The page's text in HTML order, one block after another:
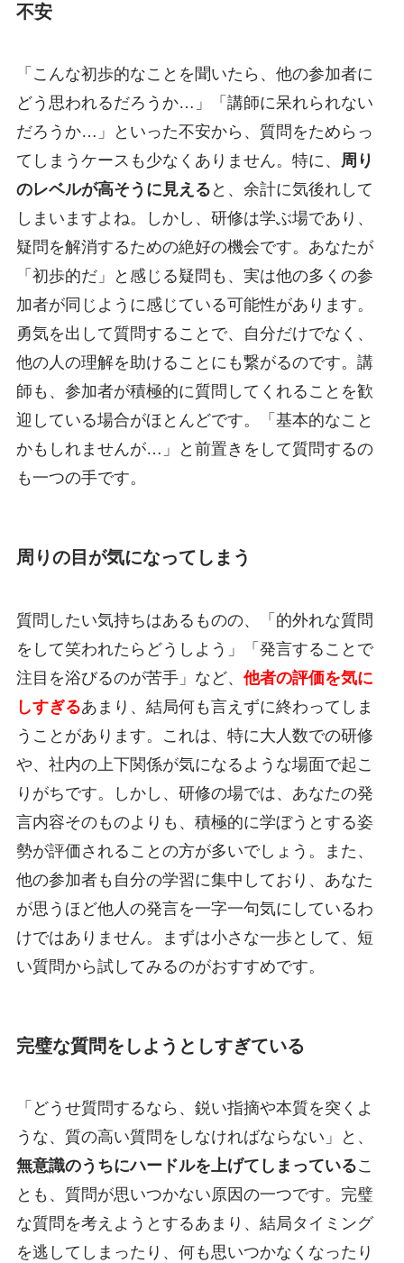
不安
「こんな初歩的なことを聞いたら、他の参加者に
どう思われるだろうか…」「講師に呆れられない
だろうか…」といった不安から、質問をためらっ
てしまうケースも少なくありません。特に、 周り
のレベルが高そうに見える と、余計に気後れして
しまいますよね。しかし、研修は学ぶ場であり、
疑問を解消するための絶好の機会です。あなたが
「初歩的だ」と感じる疑問も、実は他の多くの参
加者が同じように感じている可能性があります。
勇気を出して質問することで、自分だけでなく、
他の人の理解を助けることにも繋がるのです。講
師も、参加者が積極的に質問してくれることを歓
迎している場合がほとんどです。「基本的なこと
かもしれませんが…」と前置きをして質問するの
も一つの手です。
周りの目が気になってしまう
質問したい気持ちはあるものの、「的外れな質問
をして笑われたらどうしよう」「発言することで
注目を浴びるのが苦手」など、 他者の評価を気に
しすぎるあまり、結局何も言えずに終わってしま
うことがあります。これは、特に大人数での研修
や、社内の上下関係が気になるような場面で起こ
りがちです。しかし、研修の場では、あなたの発
言内容そのものよりも、積極的に学ぼうとする姿
勢が評価されることの方が多いでしょう。また、
他の参加者も自分の学習に集中しており、あなた
が思うほど他人の発言を一字一句気にしているわ
けではありません。まずは小さな一歩として、短
い質問から試してみるのがおすすめです。
完璧な質問をしようとしすぎている
「どうせ質問するなら、鋭い指摘や本質を突くよ
うな、質の高い質問をしなければならない」と、
無意識のうちにハードルを上げてしまっているこ
とも、質問が思いつかない原因の一つです。完璧
な質問を考えようとするあまり、結局タイミング
を逃してしまったり、何も思いつかなくなったり